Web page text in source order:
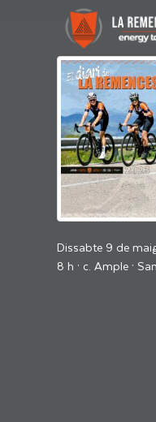
Dissabte 9 de
8 h · c. Ample ·